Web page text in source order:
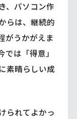
、パソコン作
らは、継続的
がうかがえま
は「得意」
素晴らしい成
られてよかっ